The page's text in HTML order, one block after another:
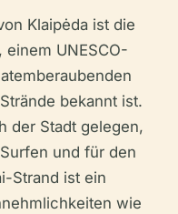
Klaipėda ist die
UNESCO-
bekannt ist.
der Stadt gelegen,
und für den
Strand ist ein
wie